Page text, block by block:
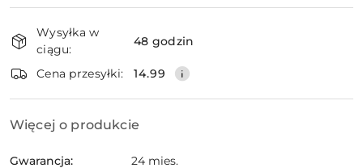
i
dostawa
Wysyłka w
ciągu:
48 godzin
Cena przesyłki: 14.99
Więcej o produkcie
Gwarancja: 24 mies.